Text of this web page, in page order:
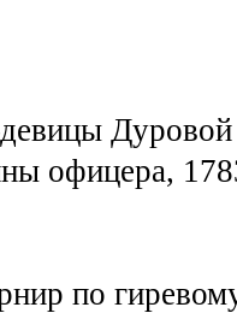
офицера,
по